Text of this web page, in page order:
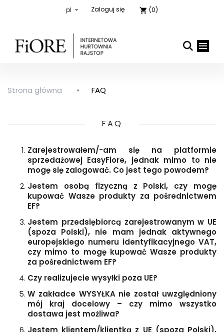
Zaloguj się shopping_cart (0)
Strona główna FAQ
FAQ
Zarejestrowałem/-am się na platformie
sprzedażowej EasyFiore, jednak mimo to nie
mogę się zalogować. Co jest tego powodem?
Jestem osobą fizyczną z Polski, czy mogę
kupować Wasze produkty za pośrednictwem
EF?
Jestem przedsiębiorcą zarejestrowanym w UE
(spoza Polski), nie mam jednak aktywnego
europejskiego numeru identyfikacyjnego VAT,
czy mimo to mogę kupować Wasze produkty
za pośrednictwem EF?
Czy realizujecie wysyłki poza UE?
W zakładce WYSYŁKA nie został uwzględniony
mój kraj docelowy – czy mimo wszystko
dostawa jest możliwa?
Jestem klientem/klientką z UE (spoza Polski),